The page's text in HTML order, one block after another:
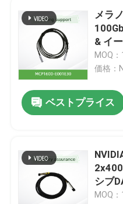
メラ
& イ
シブ
MOQ
価格：
ベストプライス
シブ
グリ
MOQ